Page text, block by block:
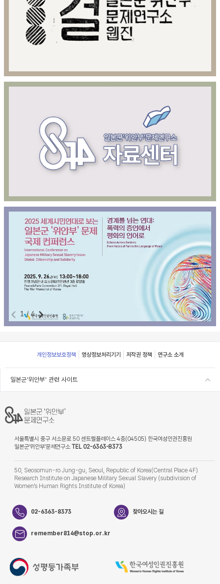
1/4
Footer
개인정보보호정책 영상정보처리기기 저작권 정책 연구소 소개
일본군'위안부' 관련 사이트
서울특별시 중구 서소문로 50 센트럴플레이스 4층(04505) 한국여성인권진흥원
일본군‘위안부’문제연구소 TEL 02-6363-8373
50, Seosomun-ro Jung-gu, Seoul, Republic of Korea(Central Place 4F)
Research Institute on Japanese Military Sexual Slavery (subdivision of
Women’s Human Rights Institute of Korea)
02-6363-8373 찾아오시는 길
remember814@stop.or.kr